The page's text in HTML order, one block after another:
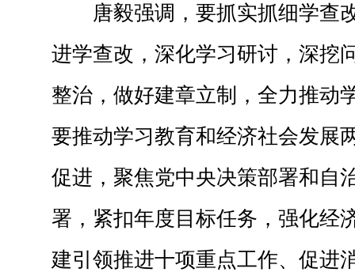
唐毅强调，要抓实抓细学查
进学查改，深化学习研讨，深挖
整治，做好建章立制，全力推动
要推动学习教育和经济社会发展
促进，聚焦党中央决策部署和自
署，紧扣年度目标任务，强化经
建引领推进十项重点工作、促进